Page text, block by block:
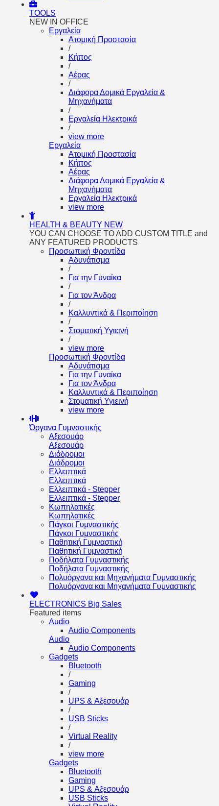
TOOLS
NEW IN OFFICE
Εργαλεία
Aτομική Προστασία
/
Kήπος
/
Αέρας
/
Διάφορα Δομικά Εργαλεία &
Μηχανήματα
/
Εργαλεία Ηλεκτρικά
/
view more
Εργαλεία
Aτομική Προστασία
Kήπος
Αέρας
Διάφορα Δομικά Εργαλεία &
Μηχανήματα
Εργαλεία Ηλεκτρικά
view more
HEALTH & BEAUTY NEW
YOU CAN CHOOSE TO ADD CUSTOM TITLE and
ANY FEATURED PRODUCTS
Προσωπική Φροντίδα
Αδυνάτισμα
/
Για την Γυναίκα
/
Για τον Άνδρα
/
Καλλυντικά & Περιποίηση
/
Στοματική Υγιεινή
/
view more
Προσωπική Φροντίδα
Αδυνάτισμα
Για την Γυναίκα
Για τον Άνδρα
Καλλυντικά & Περιποίηση
Στοματική Υγιεινή
view more
Όργανα Γυμναστικής
Αξεσουάρ
Αξεσουάρ
Διάδρομοι
Διάδρομοι
Ελλειπτικά
Ελλειπτικά
Ελλειπτικά - Stepper
Ελλειπτικά - Stepper
Κωπηλατικές
Κωπηλατικές
Πάγκοι Γυμναστικής
Πάγκοι Γυμναστικής
Παθητική Γυμναστική
Παθητική Γυμναστική
Ποδήλατα Γυμναστικής
Ποδήλατα Γυμναστικής
Πολυόργανα και Μηχανήματα Γυμναστικής
Πολυόργανα και Μηχανήματα Γυμναστικής
ELECTRONICS Big Sales
Featured items
Audio
Audio Components
Audio
Audio Components
Gadgets
Bluetooth
/
Gaming
/
UPS & Αξεσουάρ
/
USB Sticks
/
Virtual Reality
/
view more
Gadgets
Bluetooth
Gaming
UPS & Αξεσουάρ
USB Sticks